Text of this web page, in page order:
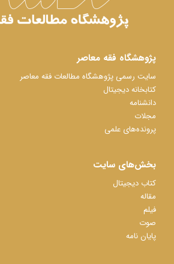
پژوهشگاه فقه معاصر
سایت رسمی پژوهشگاه مطالعات فقه معاصر
کتابخانه دیجیتال
دانشنامه
مجلات
پرونده‌های علمی
بخش‌های سایت
کتاب دیجیتال
مقاله
فیلم
صوت
پایان نامه